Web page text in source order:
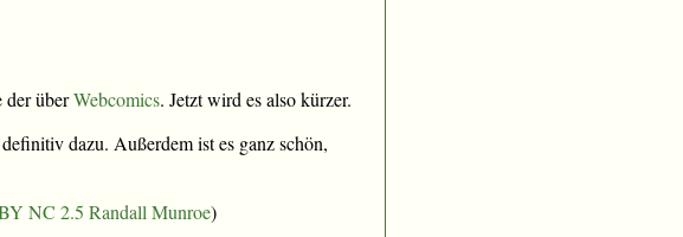
der überWebcomics. Jetzt wird es also kürzer.
dazu. Außerdem ist es ganz schön,
NC 2.5 Randall Munroe)